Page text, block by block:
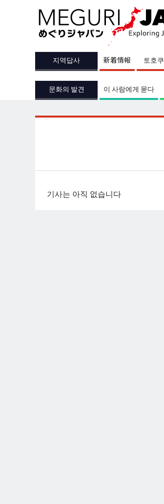
지역답사 新着情報 토호쿠
문화의 발견 이 사람에게 묻다
기사는 아직 없습니다